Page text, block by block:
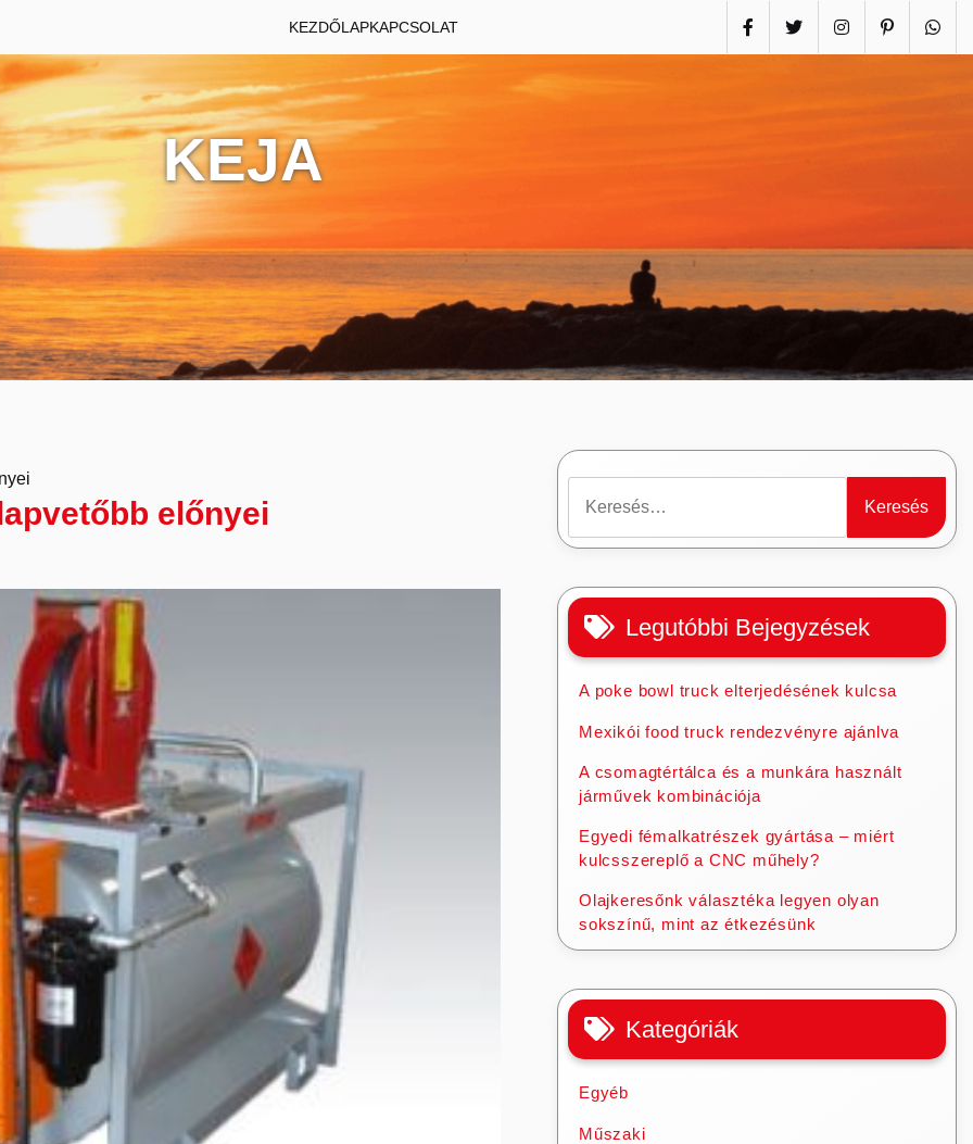
KEZDŐLAPKAPCSOLAT
KEJA
előnyei
Legutóbbi Bejegyzések
A poke bowl truck elterjedésének kulcsa
Mexikói food truck rendezvényre ajánlva
A csomagtértálca és a munkára használt
járművek kombinációja
Egyedi fémalkatrészek gyártása – miért
kulcsszereplő a CNC műhely?
Olajkeresőnk választéka legyen olyan
sokszínű, mint az étkezésünk
Kategóriák
Egyéb
Műszaki